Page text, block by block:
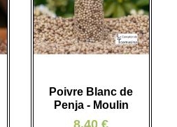
Poivre Blanc de
Penja - Moulin
8,40 €